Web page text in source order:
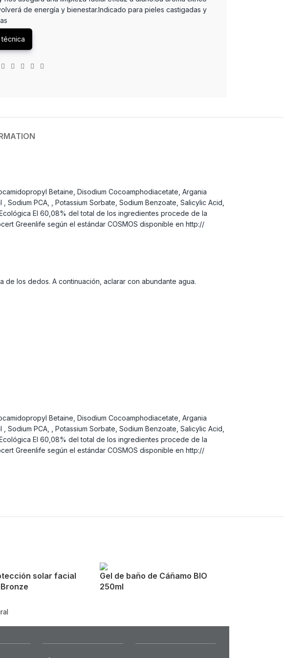
de energía y bienestar.Indicado para pieles castigadas y
técnica
Betaine, Disodium Cocoamphodiacetate, Argania
PCA, , Potassium Sorbate, Sodium Benzoate, Salicylic Acid,
El 60,08% del total de los ingredientes procede de la
Greenlife según el estándar COSMOS disponible en http://
los dedos. A continuación, aclarar con abundante agua.
Betaine, Disodium Cocoamphodiacetate, Argania
PCA, , Potassium Sorbate, Sodium Benzoate, Salicylic Acid,
El 60,08% del total de los ingredientes procede de la
Greenlife según el estándar COSMOS disponible en http://
solar facial
Gel de baño de Cáñamo BIO
250ml